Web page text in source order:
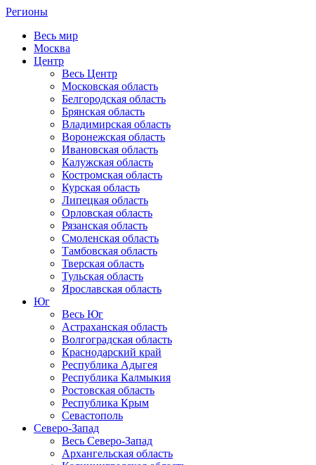
Регионы
Весь мир
Москва
Центр
Весь Центр
Московская область
Белгородская область
Брянская область
Владимирская область
Воронежская область
Ивановская область
Калужская область
Костромская область
Курская область
Липецкая область
Орловская область
Рязанская область
Смоленская область
Тамбовская область
Тверская область
Тульская область
Ярославская область
Юг
Весь Юг
Астраханская область
Волгоградская область
Краснодарский край
Республика Адыгея
Республика Калмыкия
Ростовская область
Республика Крым
Севастополь
Северо-Запад
Весь Северо-Запад
Архангельская область